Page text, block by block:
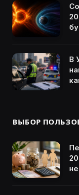
В
ВЫБОР